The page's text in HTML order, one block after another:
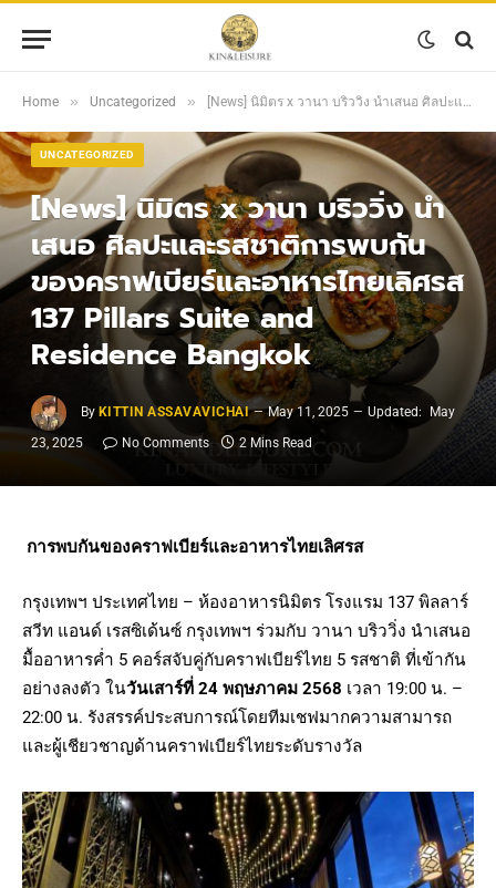
Home » Uncategorized » [News] นิมิตร x วานา บริววิ่ง นำเสนอ ศิลปะและรสชาติการพบกันของคราฟเบียร์และอาหารไทยเลิศรส 137 Pillars Suite and Residence Bangkok
UNCATEGORIZED
[News] นิมิตร x วานา บริววิ่ง นำ
เสนอ ศิลปะและรสชาติการพบกัน
ของคราฟเบียร์และอาหารไทยเลิศรส
137 Pillars Suite and
Residence Bangkok
By KITTIN ASSAVAVICHAI May 11, 2025 Updated:
May
23, 2025
No Comments 2 Mins Read
การพบกันของคราฟเบียร์และอาหารไทยเลิศรส
กรุงเทพฯ ประเทศไทย – ห้องอาหารนิมิตร โรงแรม 137 พิลลาร์
สวีท แอนด์ เรสซิเด้นซ์ กรุงเทพฯ ร่วมกับ วานา บริววิ่ง นำเสนอ
มื้ออาหารค่ำ 5 คอร์สจับคู่กับคราฟเบียร์ไทย 5 รสชาติ ที่เข้ากัน
อย่างลงตัว ในวันเสาร์ที่ 24 พฤษภาคม 2568 เวลา 19:00 น. –
22:00 น. รังสรรค์ประสบการณ์โดยทีมเชฟมากความสามารถ
และผู้เชียวชาญด้านคราฟเบียร์ไทยระดับรางวัล